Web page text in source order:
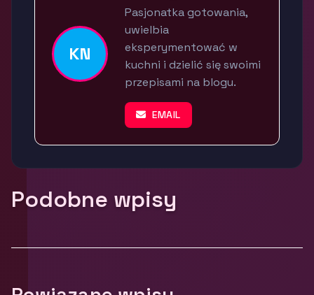
KN
Pasjonatka gotowania,
uwielbia
eksperymentować w
kuchni i dzielić się swoimi
przepisami na blogu.
EMAIL
Podobne wpisy